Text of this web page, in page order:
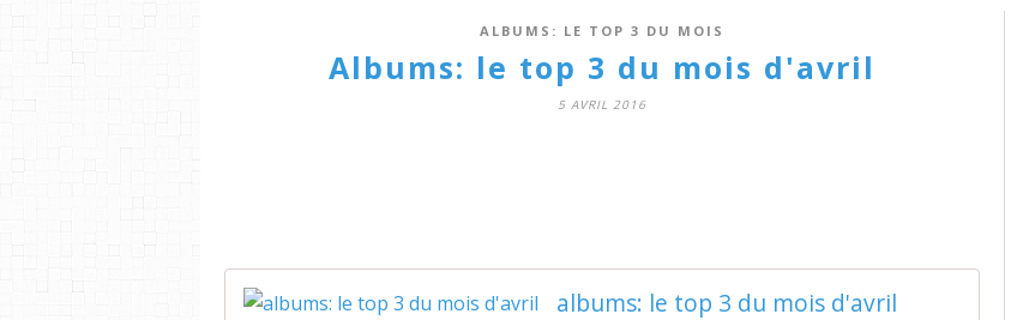
ALBUMS: LE TOP 3 DU MOIS
Albums: le top 3 du mois d'avril
5 AVRIL 2016
albums: le top 3 du mois d'avril